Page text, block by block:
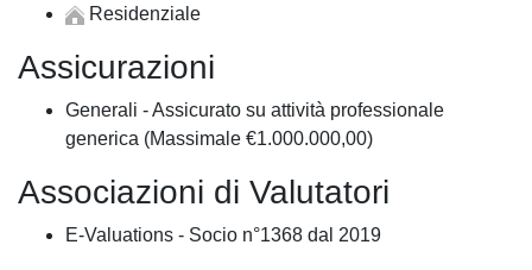
Residenziale
Assicurazioni
Generali - Assicurato su attività professionale
generica (Massimale €1.000.000,00)
Associazioni di Valutatori
E-Valuations - Socio n°1368 dal 2019